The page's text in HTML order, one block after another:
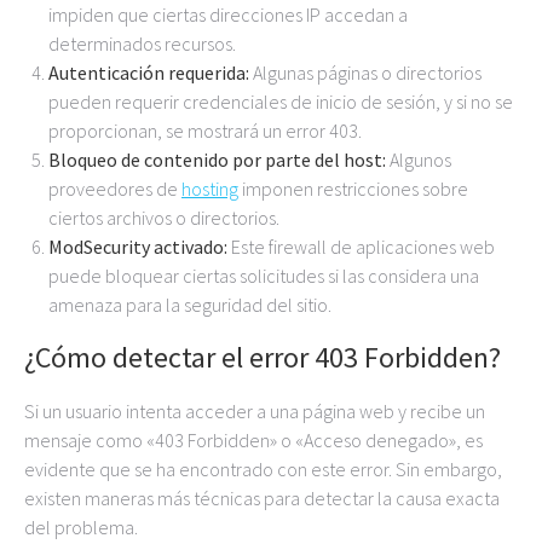
impiden que ciertas direcciones IP accedan a
determinados recursos.
Autenticación requerida: Algunas páginas o directorios
pueden requerir credenciales de inicio de sesión, y si no se
proporcionan, se mostrará un error 403.
Bloqueo de contenido por parte del host: Algunos
proveedores de hosting imponen restricciones sobre
ciertos archivos o directorios.
ModSecurity activado: Este firewall de aplicaciones web
puede bloquear ciertas solicitudes si las considera una
amenaza para la seguridad del sitio.
¿Cómo detectar el error 403 Forbidden?
Si un usuario intenta acceder a una página web y recibe un
mensaje como «403 Forbidden» o «Acceso denegado», es
evidente que se ha encontrado con este error. Sin embargo,
existen maneras más técnicas para detectar la causa exacta
del problema.